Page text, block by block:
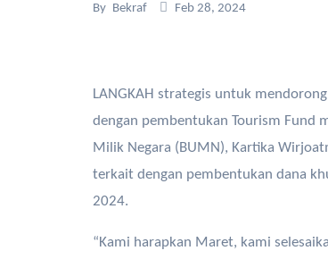
By Bekraf Feb 28, 2024
LANGKAH strategis untuk mendorong pertumbuhan sektor pariwisata Indonesia semakin berkembang,
dengan pembentukan Tourism Fund
Milik Negara (BUMN), Kartika
terkait dengan pembentukan dana
2024.
“Kami harapkan Maret, kami